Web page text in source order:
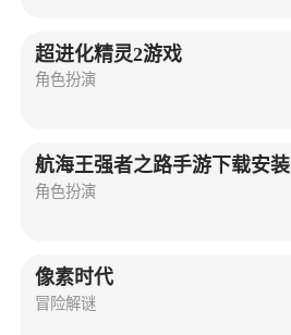
超进化精灵2游戏
角色扮演
航海王强者之路手游下载安装
角色扮演
像素时代
冒险解谜